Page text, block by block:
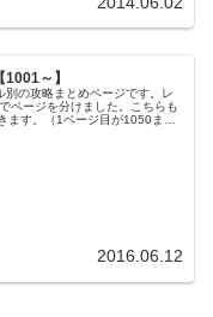
～】
別の攻略まとめページです。レ
ページを分けました。こちらも
ます。（1ページ目が1050ま
2016.06.12